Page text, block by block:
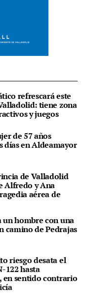
refrescará este
tiene zona
y juegos
de 57 años
días en Aldeamayor
de Valladolid
Alfredo y Ana
aérea de
hombre con una
camino de Pedrajas
riesgo desata el
122 hasta
en sentido contrario